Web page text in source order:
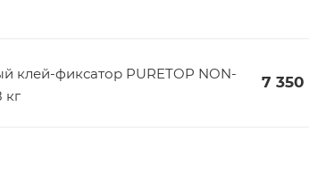
клей-фиксатор PURETOP NON-
кг
7 350